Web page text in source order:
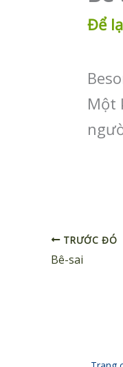
Để
Một
TRƯỚC ĐÓ
Bê-sai